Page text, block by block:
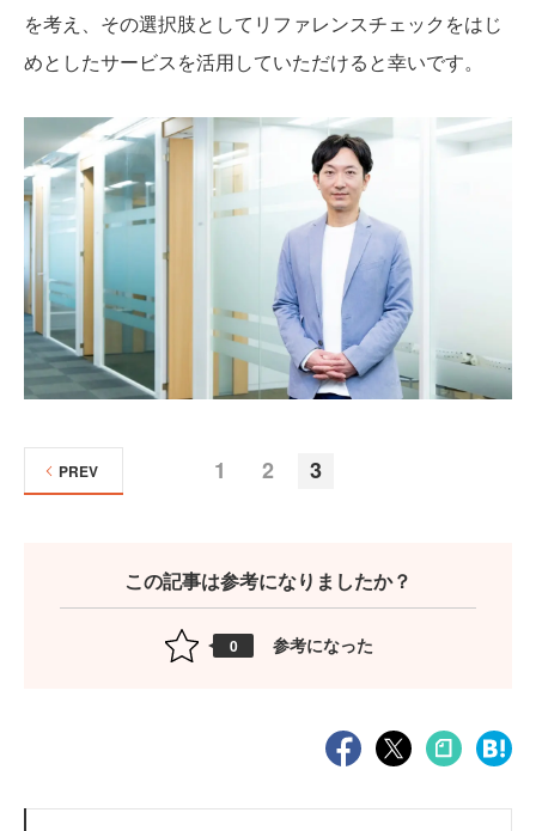
を考え、その選択肢としてリファレンスチェックをはじ
めとしたサービスを活用していただけると幸いです。
1 2 3
PREV
この記事は参考になりましたか？
0 参考になった